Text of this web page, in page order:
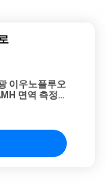
이우노플루오
면역 측정법